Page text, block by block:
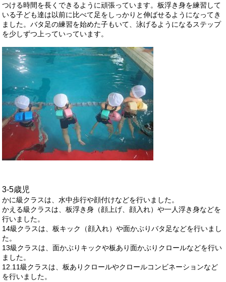
つける時間を長くできるように頑張っています。板浮き身を練習して
いる子ども達は以前に比べて足をしっかりと伸ばせるようになってき
ました。バタ足の練習を始めた子もいて、泳げるようになるステップ
を少しずつ上っていっています。
3-5歳児
かに級クラスは、水中歩行や顔付けなどを行いました。
かえる級クラスは、板浮き身（顔上げ、顔入れ）や一人浮き身などを
行いました。
14級クラスは、板キック（顔入れ）や面かぶりバタ足などを行いまし
た。
13級クラスは、面かぶりキックや板あり面かぶりクロールなどを行い
ました。
12.11級クラスは、板ありクロールやクロールコンビネーションなど
を行いました。